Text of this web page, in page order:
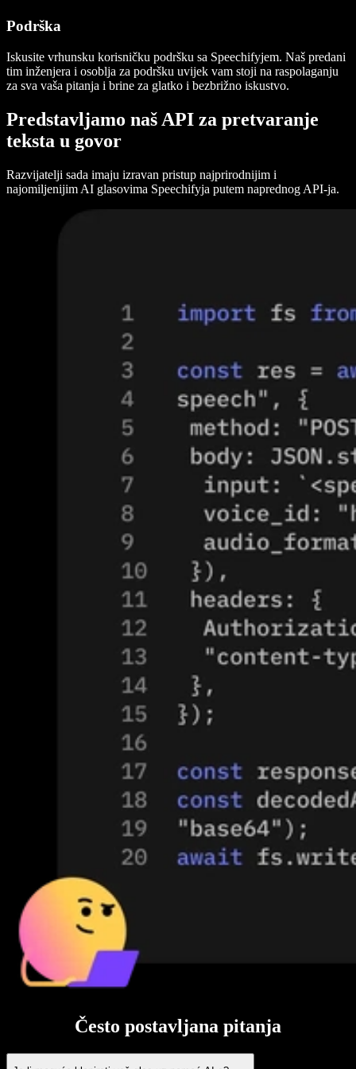
Podrška
Iskusite vrhunsku korisničku podršku sa Speechifyjem. Naš predani
tim inženjera i osoblja za podršku uvijek vam stoji na raspolaganju
za sva vaša pitanja i brine za glatko i bezbrižno iskustvo.
Predstavljamo naš API za pretvaranje
teksta u govor
Razvijatelji sada imaju izravan pristup najprirodnijim i
najomiljenijim AI glasovima Speechifyja putem naprednog API-ja.
Često postavljana pitanja